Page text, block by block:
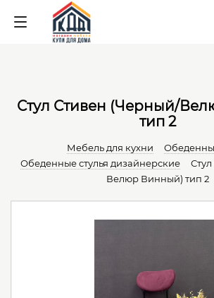
Стул Стивен (Черный/
тип 2
Мебель для кухни
Обеденные стулья дизайнерские
Велюр Винный) тип 2